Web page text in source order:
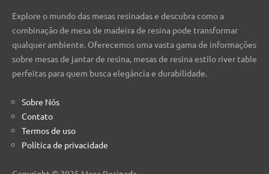
Explore o mundo das mesas resinadas e descubra como a
combinação de mesa de madeira de resina pode transformar
qualquer ambiente. Oferecemos uma vasta gama de informações
sobre mesas de jantar de resina, mesas de resina estilo river table
perfeitas para quem busca elegância e durabilidade.
Sobre Nós
Contato
Termos de uso
Política de privacidade